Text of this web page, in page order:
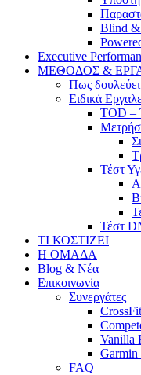
Blind
Executive
ΜΕΘΟΔΟΣ &
Πως δουλεύει
Ειδικά
TOD –
Τέστ
Τέστ
ΤΙ ΚΟΣΤΙΖΕΙ
Η ΟΜΑΔΑ
Blog & Νέα
Επικοινωνία
Συνεργάτες
Vanilla
Garmin
FAQ